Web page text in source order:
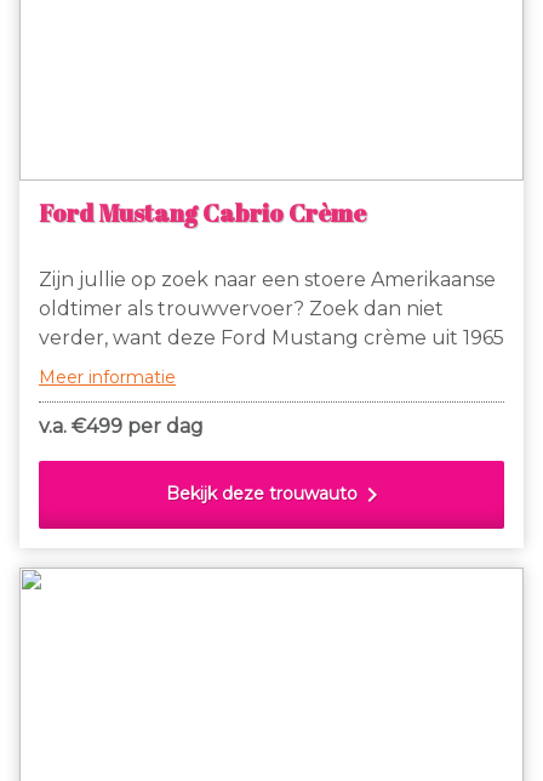
Ford Mustang Cabrio Crème
Zijn jullie op zoek naar een stoere Amerikaanse
oldtimer als trouwvervoer? Zoek dan niet
verder, want deze Ford Mustang crème uit 1965
is het antwoord! De Mustang heeft een beige
kan worden. Met de wind in de haren ervaar je
Meer informatie
v.a. €499 per dag
Bekijk deze trouwauto chevron_right